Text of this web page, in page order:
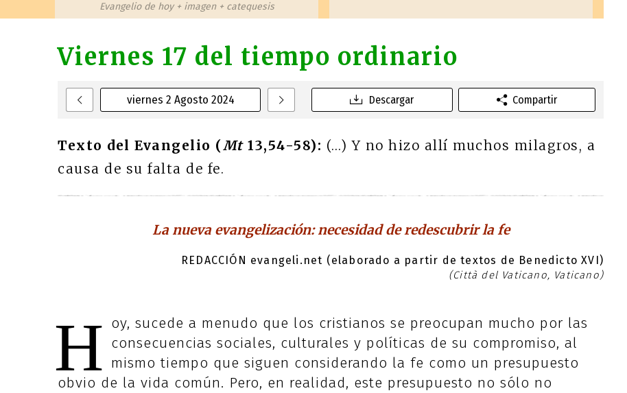
Evangelio de hoy + imagen + catequesis
viernes 2 Agosto 2024
Viernes 17 del tiempo ordinario
Descargar Compartir
Texto del Evangelio (Mt13,54-58): (…) Y no hizo allí muchos milagros, a
causa de su falta de fe.
La nueva evangelización: necesidad de redescubrir la fe
REDACCIÓN evangeli.net (elaborado a partir de textos de Benedicto XVI)
(Città del Vaticano, Vaticano)
H oy, sucede a menudo que los cristianos se preocupan mucho por las
consecuencias sociales, culturales y políticas de su compromiso, al
mismo tiempo que siguen considerando la fe como un presupuesto
obvio de la vida común. Pero, en realidad, este presupuesto no sólo no